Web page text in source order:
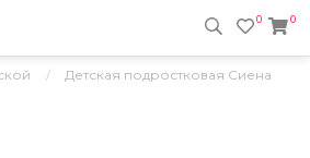
0
0
Детская подростковая Сиена